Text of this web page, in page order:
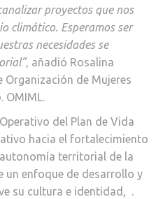
proyectos que nos
climático. Esperamos ser
necesidades se
, añadió Rosalina
Organización de Mujeres
OMIML.
del Plan de Vida
hacia el fortalecimiento
territorial de la
un enfoque de desarrollo y
su cultura e identidad, .